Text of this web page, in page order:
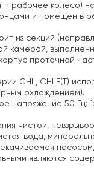
рабочее колесо)
и помещен в
из секций
камерой,
проточной
CHL, CHLF(T)
охлаждением).
напряжение 50 Гц:
чистой,
вода,
являются